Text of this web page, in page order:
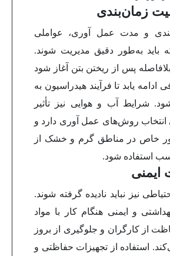
زمان‌بندی
و مدت عمل آوری، عواملی
باید به‌طور دقیق مدیریت شوند.
پس از ریختن بتن آغاز شود
یابد تا فرآیند هیدراسیون به
شرایط آب و هوایی نیز تأثیر
انتخاب روش‌های عمل آوری دارد و
خاص در مناطق گرم و خشک از
استفاده شود.
ایمنی
نیز نباید نادیده گرفته شوند.
و ایمنی هنگام کار با مواد
از کارگران و جلوگیری از بروز
استفاده از تجهیزات حفاظتی و